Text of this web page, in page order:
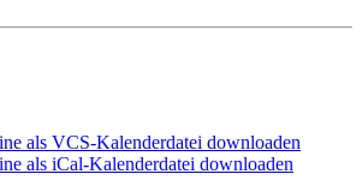
als VCS-Kalenderdatei downloaden
als iCal-Kalenderdatei downloaden